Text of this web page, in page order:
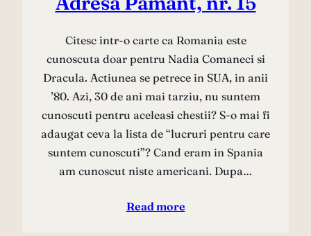
Citesc intr-o carte ca Romania este
cunoscuta doar pentru Nadia Comaneci si
Dracula. Actiunea se petrece in SUA, in anii
’80. Azi, 30 de ani mai tarziu, nu suntem
cunoscuti pentru aceleasi chestii? S-o mai fi
adaugat ceva la lista de “lucruri pentru care
suntem cunoscuti”? Cand eram in Spania
am cunoscut niste americani. Dupa…
Read more